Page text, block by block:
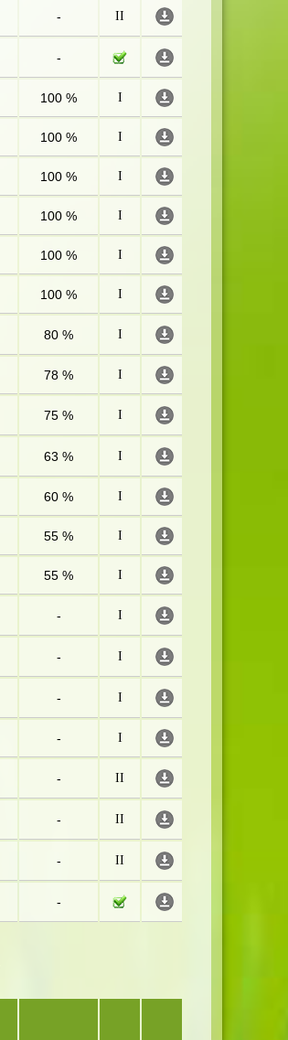
- II
-
100 % I
100 % I
100 % I
100 % I
100 % I
100 % I
80 % I
78 % I
75 % I
63 % I
60 % I
55 % I
55 % I
- I
- I
- I
- I
- II
- II
- II
-